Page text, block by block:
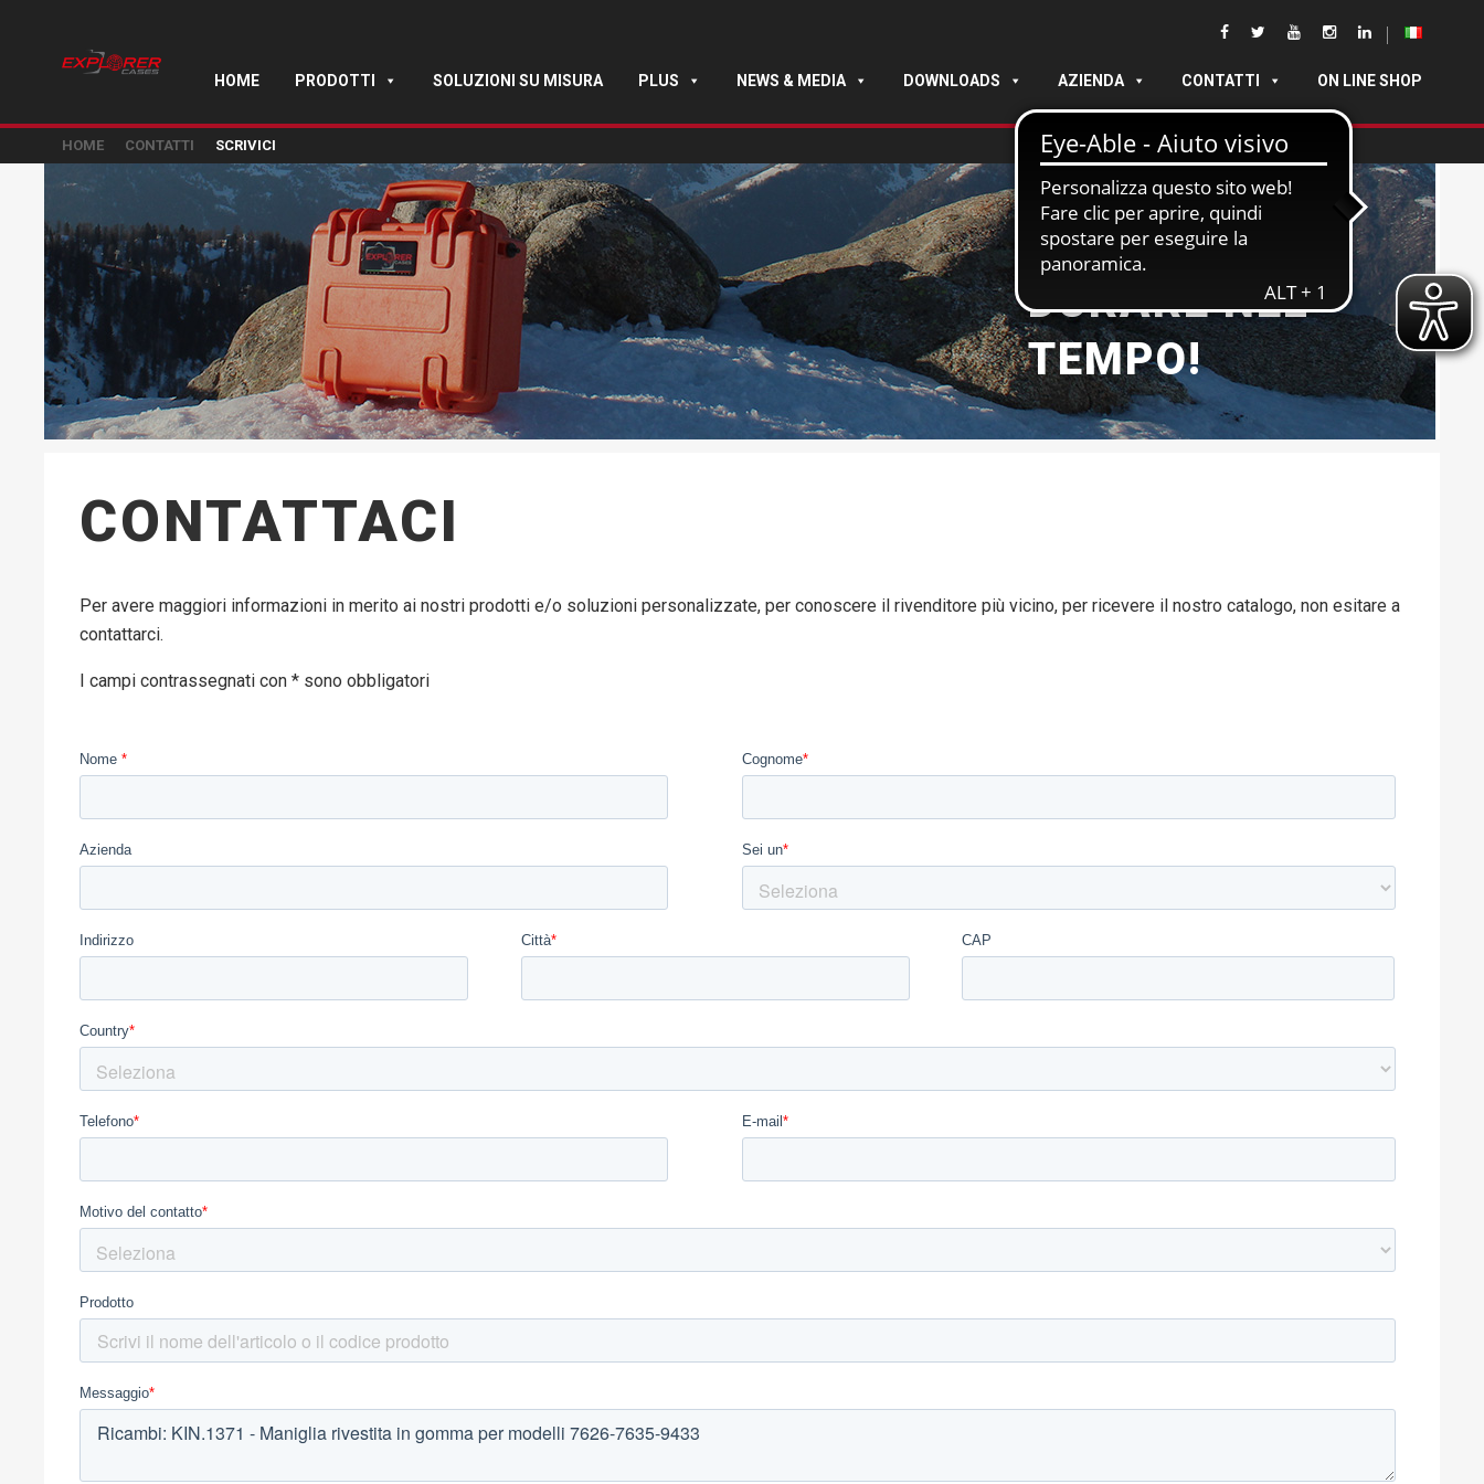
HOME PRODOTTI SOLUZIONI SU MISURA PLUS NEWS & MEDIA DOWNLOADS AZIENDA CONTATTI ON LINE SHOP
HOME CONTATTI SCRIVICI
NATE PER
DURARE NEL
TEMPO!
CONTATTACI
Per avere maggiori informazioni in merito ai nostri prodotti e/o soluzioni personalizzate, per conoscere il rivenditore più vicino, per ricevere il nostro catalogo, non esitare a
contattarci.
I campi contrassegnati con * sono obbligatori